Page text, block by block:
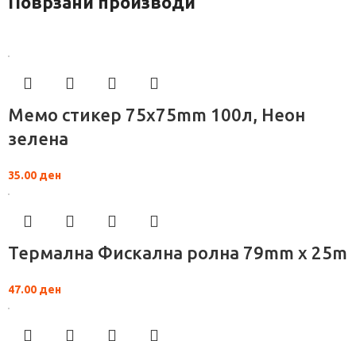
Мемо стикер 75x75mm 100л, Неон
зелена
35.00 ден
Термална Фискална ролна 79mm x 25m
47.00 ден